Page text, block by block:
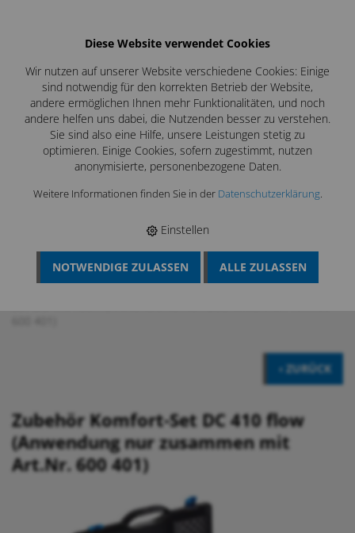
BÖSCH MRS › MESSTECHNIK › DRUCKMESSUNG › DC 410 FLOW
‹ ZURÜCK
Zubehör Komfort-Set DC 410 flow
(Anwendung nur zusammen mit
Art.Nr. 600 401)
Diese Website verwendet Cookies
Wir nutzen auf unserer Website verschiedene Cookies: Einige
sind notwendig für den korrekten Betrieb der Website,
andere ermöglichen Ihnen mehr Funktionalitäten, und noch
andere helfen uns dabei, die Nutzenden besser zu verstehen.
Sie sind also eine Hilfe, unsere Leistungen stetig zu
optimieren. Einige Cookies, sofern zugestimmt, nutzen
anonymisierte, personenbezogene Daten.
Weitere Informationen finden Sie in der Datenschutzerklärung.
Einstellen
NOTWENDIGE ZULASSEN ALLE ZULASSEN